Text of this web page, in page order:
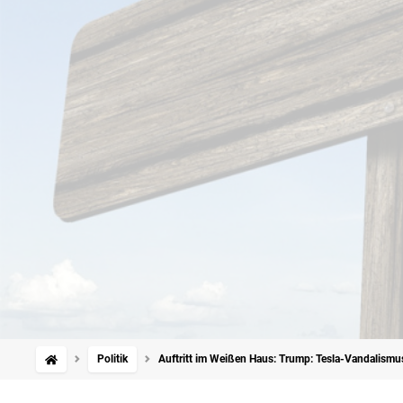
Politik Auftritt im Weißen Haus: Trump: Tesla-